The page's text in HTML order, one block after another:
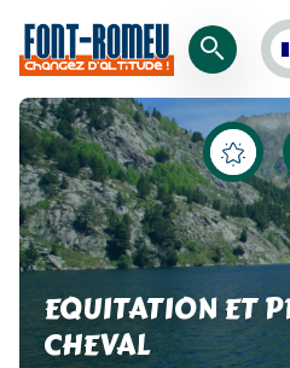
EQUITATION ET
CHEVAL